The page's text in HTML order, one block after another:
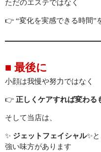
ただのエステではなく
👉 “変化を実感できる時間”
■ 最後に
小顔は我慢や努力ではなく
👉 正しくケアすれば変わる
そして当店は、
✨ ジェットフェイシャル✨
強い味方があります